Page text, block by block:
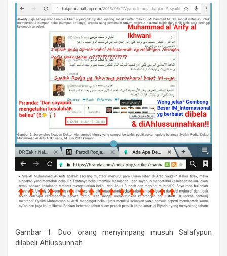
Gambar 1. Duo orang menyimpang musuh Salafypun
dilabeli Ahlussunnah